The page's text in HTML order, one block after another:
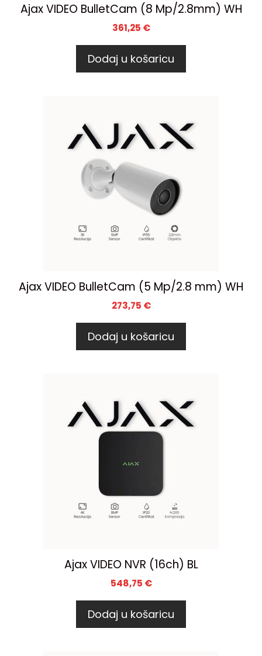
Ajax VIDEO BulletCam (8 Mp/2.8mm) WH
361,25 €
Dodaj u košaricu
Ajax VIDEO BulletCam (5 Mp/2.8 mm) WH
273,75 €
Dodaj u košaricu
Ajax VIDEO NVR (16ch) BL
548,75 €
Dodaj u košaricu